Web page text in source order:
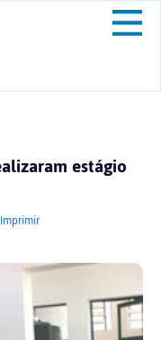
estágio
Imprimir